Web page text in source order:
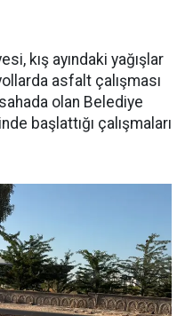
kış ayındaki yağışlar
asfalt çalışması
olan Belediye
başlattığı çalışmaları